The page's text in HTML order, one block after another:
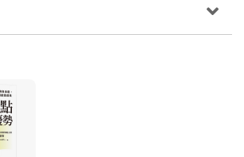
大學商學院教授莉塔．岡瑟．麥奎斯
McGrath），是世界級Thinkers
管理思想家」，2013年更獲策略管理
高速企業》選為全球最值得在
聰明的女性，連破壞式創新大師克里
奎斯的粉絲。